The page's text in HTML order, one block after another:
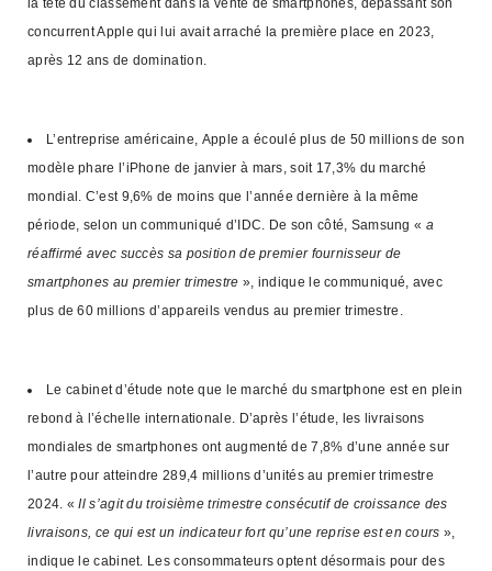
la tête du classement dans la vente de smartphones, dépassant son
concurrent Apple qui lui avait arraché la première place en 2023,
après 12 ans de domination.
L’entreprise américaine, Apple a écoulé plus de 50 millions de son
modèle phare l’iPhone de janvier à mars, soit 17,3% du marché
mondial. C’est 9,6% de moins que l’année dernière à la même
période, selon un communiqué d’IDC. De son côté, Samsung « a
réaffirmé avec succès sa position de premier fournisseur de
smartphones au premier trimestre », indique le communiqué, avec
plus de 60 millions d’appareils vendus au premier trimestre.
Le cabinet d’étude note que le marché du smartphone est en plein
rebond à l’échelle internationale. D’après l’étude, les livraisons
mondiales de smartphones ont augmenté de 7,8% d’une année sur
l’autre pour atteindre 289,4 millions d’unités au premier trimestre
2024. «Il s’agit du troisième trimestre consécutif de croissance des
livraisons, ce qui est un indicateur fort qu’une reprise est en cours »,
indique le cabinet. Les consommateurs optent désormais pour des